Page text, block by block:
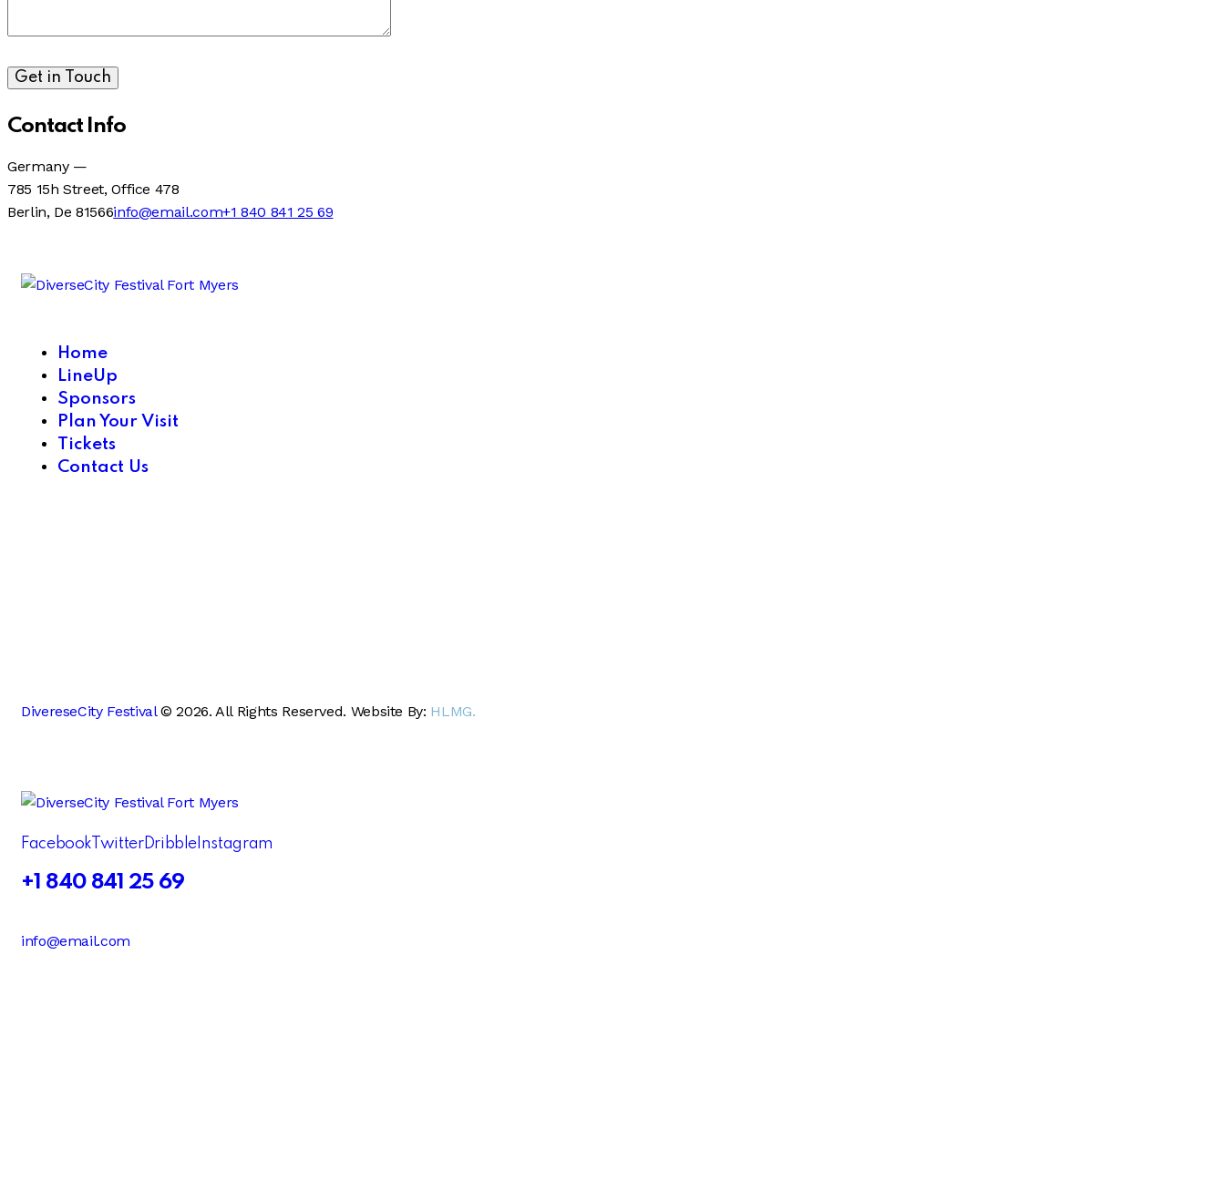
Contact Info
Germany —
785 15h Street, Office 478
Berlin, De 81566info@email.com+1 840 841 25 69
Home
LineUp
Sponsors
Plan Your Visit
Tickets
Contact Us
DivereseCity Festival© 2026. All Rights Reserved. Website By: HLMG.
Facebook TwitterDribble Instagram
+1 840 841 25 69
info@email.com